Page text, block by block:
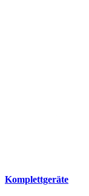
Komplettgeräte